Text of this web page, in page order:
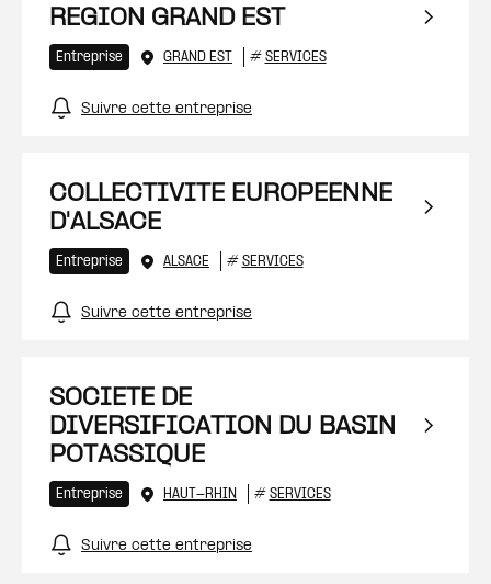
REGION GRAND EST
Entreprise GRAND EST # SERVICES
Suivre cette entreprise
COLLECTIVITE EUROPEENNE
D'ALSACE
Entreprise ALSACE # SERVICES
Suivre cette entreprise
SOCIETE DE
DIVERSIFICATION DU BASIN
POTASSIQUE
Entreprise HAUT-RHIN # SERVICES
Suivre cette entreprise